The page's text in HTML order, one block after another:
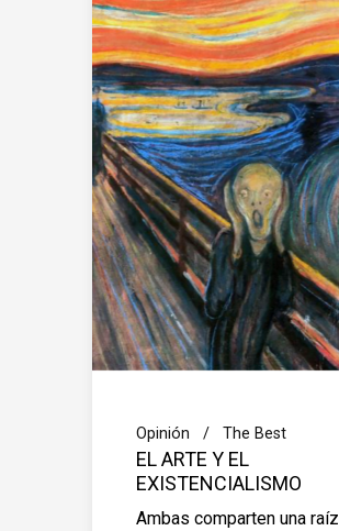
Opinión The Best
EL ARTE Y EL
EXISTENCIALISMO
Ambas comparten una raíz